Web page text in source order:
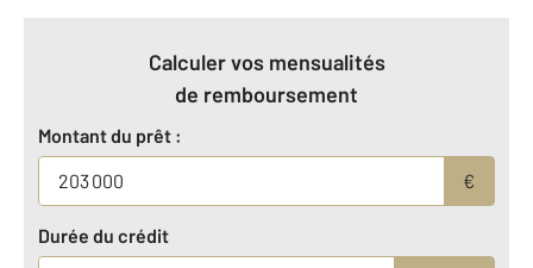
Calculer vos mensualités
de remboursement
Montant du prêt :
€
Durée du crédit